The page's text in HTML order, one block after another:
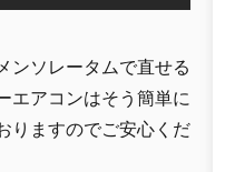
ンソレータムで直せる
エアコンはそう簡単に
りますのでご安心くだ